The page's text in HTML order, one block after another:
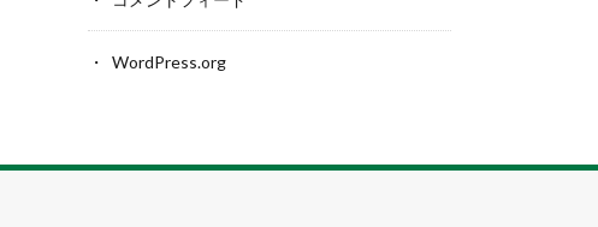
WordPress.org